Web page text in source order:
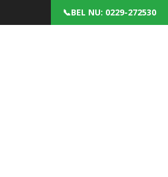
: 0229-272530